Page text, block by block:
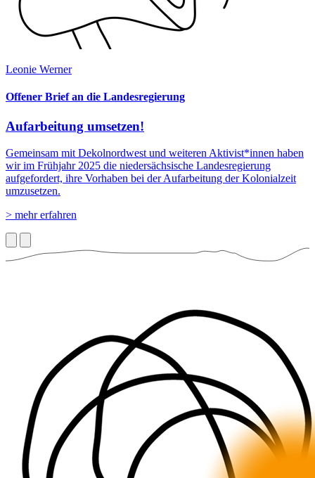
Leonie Werner
Offener Brief an die Landesregierung
Aufarbeitung umsetzen!
Gemeinsam mit Dekolnordwest und weiteren Aktivist*innen haben
wir im Frühjahr 2025 die niedersächsische Landesregierung
aufgefordert, ihre Vorhaben bei der Aufarbeitung der Kolonialzeit
umzusetzen.
> mehr erfahren